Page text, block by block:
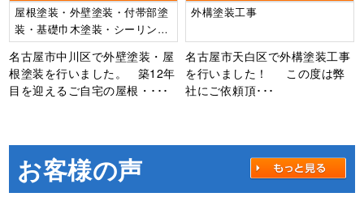
屋根塗装・外壁塗装・付帯部塗
装・基礎巾木塗装・シーリング
打ち替え工事・ベランダFRP防
水工事
名古屋市中川区で外壁塗装・屋
根塗装を行いました。 築12年
目を迎えるご自宅の屋根・･･･
外構塗装工事
名古屋市天白区で外構塗装工事
を行いました！ この度は弊
社にご依頼頂･･･
お客様の声